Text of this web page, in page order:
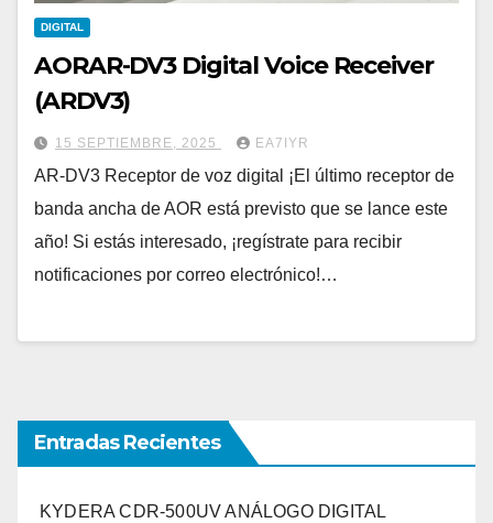
DIGITAL
AORAR-DV3 Digital Voice Receiver
(ARDV3)
15 SEPTIEMBRE, 2025 EA7IYR
AR-DV3 Receptor de voz digital ¡El último receptor de
banda ancha de AOR está previsto que se lance este
año! Si estás interesado, ¡regístrate para recibir
notificaciones por correo electrónico!…
Entradas Recientes
KYDERA CDR-500UV ANÁLOGO DIGITAL